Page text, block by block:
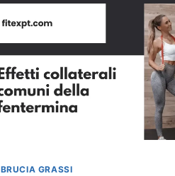
BRUCIA GRASSI